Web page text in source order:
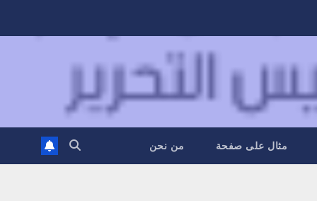
مثال على صفحة من نحن